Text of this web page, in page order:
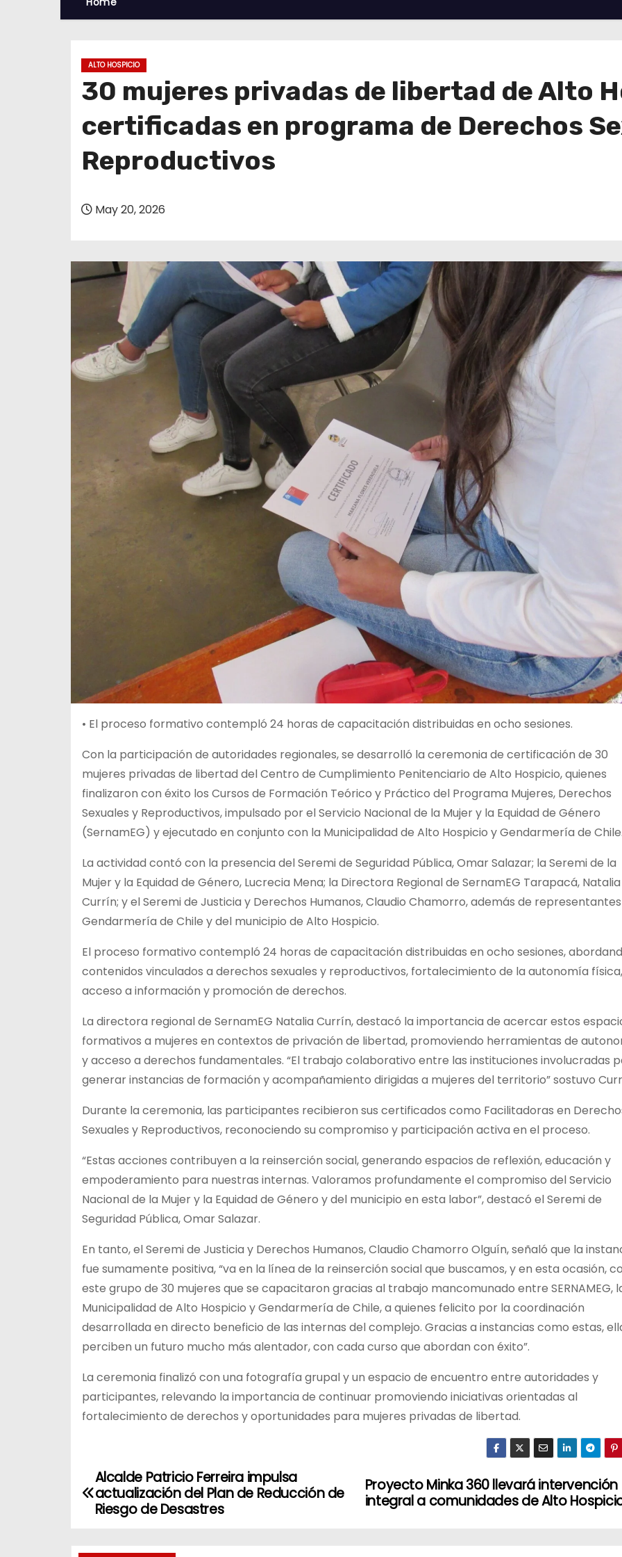
ALTO HOSPICIO
30 mujeres privadas de libertad de Alto
certificadas en programa de Derechos
Reproductivos
May 20, 2026
• El proceso formativo contempló 24 horas de capacitación distribuidas en ocho sesiones.
Con la participación de autoridades regionales, se desarrolló la ceremonia de certificación de 30
mujeres privadas de libertad del Centro de Cumplimiento Penitenciario de Alto Hospicio, quienes
finalizaron con éxito los Cursos de Formación Teórico y Práctico del Programa Mujeres, Derechos
Sexuales y Reproductivos, impulsado por el Servicio Nacional de la Mujer y la Equidad de Género
(SernamEG) y ejecutado en conjunto con la Municipalidad de Alto Hospicio y Gendarmería de Chile.
La actividad contó con la presencia del Seremi de Seguridad Pública, Omar Salazar; la Seremi de la
Mujer y la Equidad de Género, Lucrecia Mena; la Directora Regional de SernamEG Tarapacá, Natalia
Currín; y el Seremi de Justicia y Derechos Humanos, Claudio Chamorro, además de
Gendarmería de Chile y del municipio de Alto Hospicio.
El proceso formativo contempló 24 horas de capacitación distribuidas en ocho sesiones,
contenidos vinculados a derechos sexuales y reproductivos, fortalecimiento de la autonomía física,
acceso a información y promoción de derechos.
La directora regional de SernamEG Natalia Currín, destacó la importancia de acercar estos
formativos a mujeres en contextos de privación de libertad, promoviendo herramientas de
y acceso a derechos fundamentales. “El trabajo colaborativo entre las instituciones involucradas
generar instancias de formación y acompañamiento dirigidas a mujeres del territorio” sostuvo
Durante la ceremonia, las participantes recibieron sus certificados como Facilitadoras en
Sexuales y Reproductivos, reconociendo su compromiso y participación activa en el proceso.
“Estas acciones contribuyen a la reinserción social, generando espacios de reflexión, educación y
empoderamiento para nuestras internas. Valoramos profundamente el compromiso del Servicio
Nacional de la Mujer y la Equidad de Género y del municipio en esta labor”, destacó el Seremi de
Seguridad Pública, Omar Salazar.
En tanto, el Seremi de Justicia y Derechos Humanos, Claudio Chamorro Olguín, señaló que la
fue sumamente positiva, “va en la línea de la reinserción social que buscamos, y en esta ocasión,
este grupo de 30 mujeres que se capacitaron gracias al trabajo mancomunado entre SERNAMEG,
Municipalidad de Alto Hospicio y Gendarmería de Chile, a quienes felicito por la coordinación
desarrollada en directo beneficio de las internas del complejo. Gracias a instancias como estas,
perciben un futuro mucho más alentador, con cada curso que abordan con éxito”.
La ceremonia finalizó con una fotografía grupal y un espacio de encuentro entre autoridades y
participantes, relevando la importancia de continuar promoviendo iniciativas orientadas al
fortalecimiento de derechos y oportunidades para mujeres privadas de libertad.
N
Proyecto Minka 360 llevará intervención
integral a comunidades de Alto
Alcalde Patricio Ferreira impulsa
actualización del Plan de Reducción de
Riesgo de Desastres